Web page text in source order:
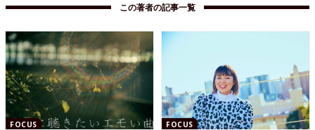
この著者の記事一覧
FOCUS FOCUS